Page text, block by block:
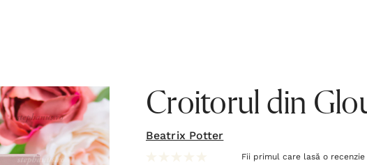
Croitorul din
Beatrix Potter
Fii primul care lasă o recenzie